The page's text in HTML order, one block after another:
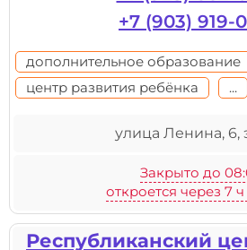
+7 (903) 919-
дополнительное образование
центр развития ребёнка
...
улица Ленина, 6,
Закрыто до
откроется через 7
Республиканский